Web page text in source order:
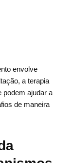
envolve
a terapia
podem ajudar a
de maneira